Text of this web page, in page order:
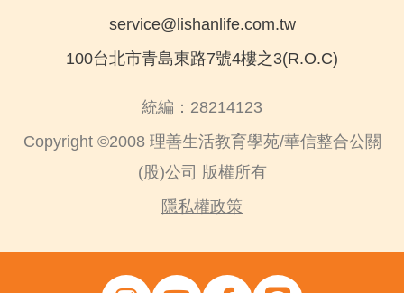
service@lishanlife.com.tw
100台北市青島東路7號4樓之3(R.O.C)
統編：28214123
Copyright ©2008 理善生活教育學苑/華信整合公關
(股)公司 版權所有
隱私權政策